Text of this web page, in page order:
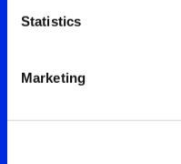
Statistics
Marketing
audiencia
Contáctanos